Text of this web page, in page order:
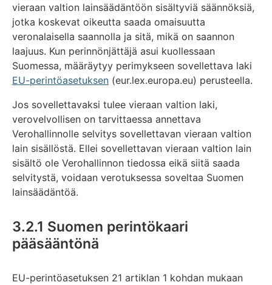
vieraan valtion lainsäädäntöön sisältyviä säännöksiä,
jotka koskevat oikeutta saada omaisuutta
veronalaisella saannolla ja sitä, mikä on saannon
laajuus. Kun perinnönjättäjä asui kuollessaan
Suomessa, määräytyy perimykseen sovellettava laki
EU-perintöasetuksen (eur.lex.europa.eu) perusteella.
Jos sovellettavaksi tulee vieraan valtion laki,
verovelvollisen on tarvittaessa annettava
Verohallinnolle selvitys sovellettavan vieraan valtion
lain sisällöstä. Ellei sovellettavan vieraan valtion lain
sisältö ole Verohallinnon tiedossa eikä siitä saada
selvitystä, voidaan verotuksessa soveltaa Suomen
lainsäädäntöä.
3.2.1 Suomen perintökaari
pääsääntönä
EU-perintöasetuksen 21 artiklan 1 kohdan mukaan